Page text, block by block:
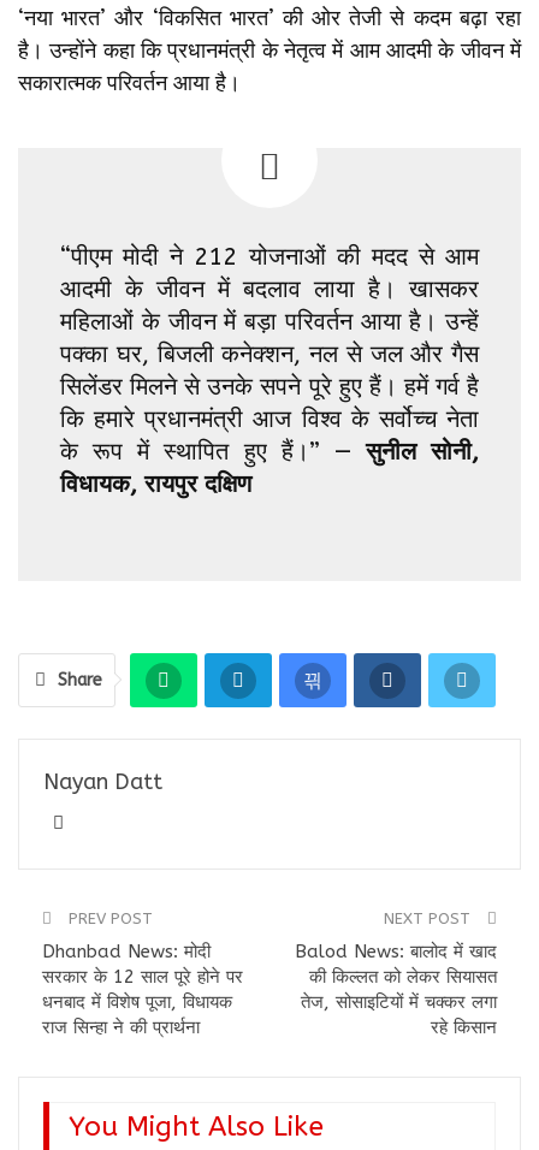
‘नया भारत’ और ‘विकसित भारत’ की ओर तेजी से कदम बढ़ा रहा
है। उन्होंने कहा कि प्रधानमंत्री के नेतृत्व में आम आदमी के जीवन में
सकारात्मक परिवर्तन आया है।
“पीएम मोदी ने 212 योजनाओं की मदद से आम
आदमी के जीवन में बदलाव लाया है। खासकर
महिलाओं के जीवन में बड़ा परिवर्तन आया है। उन्हें
पक्का घर, बिजली कनेक्शन, नल से जल और गैस
सिलेंडर मिलने से उनके सपने पूरे हुए हैं। हमें गर्व है
कि हमारे प्रधानमंत्री आज विश्व के सर्वोच्च नेता
के रूप में स्थापित हुए हैं।” —सुनील सोनी,
विधायक, रायपुर दक्षिण
Share
Nayan Datt
PREV POST
Dhanbad News: मोदी
सरकार के 12 साल पूरे होने पर
धनबाद में विशेष पूजा, विधायक
राज सिन्हा ने की प्रार्थना
NEXT POST
Balod News: बालोद में खाद
की किल्लत को लेकर सियासत
तेज, सोसाइटियों में चक्कर लगा
रहे किसान
You Might Also Like